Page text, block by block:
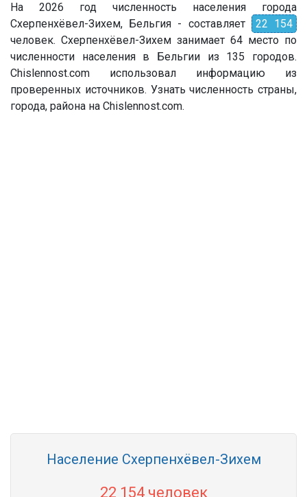
На 2026 год численность населения города
Схерпенхёвел-Зихем, Бельгия - составляет
22 154
человек. Схерпенхёвел-Зихем занимает 64 место по
численности населения в Бельгии из 135 городов.
Chislennost.com использовал информацию из
проверенных источников. Узнать численность страны,
города, района на Chislennost.com.
Население Схерпенхёвел-Зихем
22 154 человек